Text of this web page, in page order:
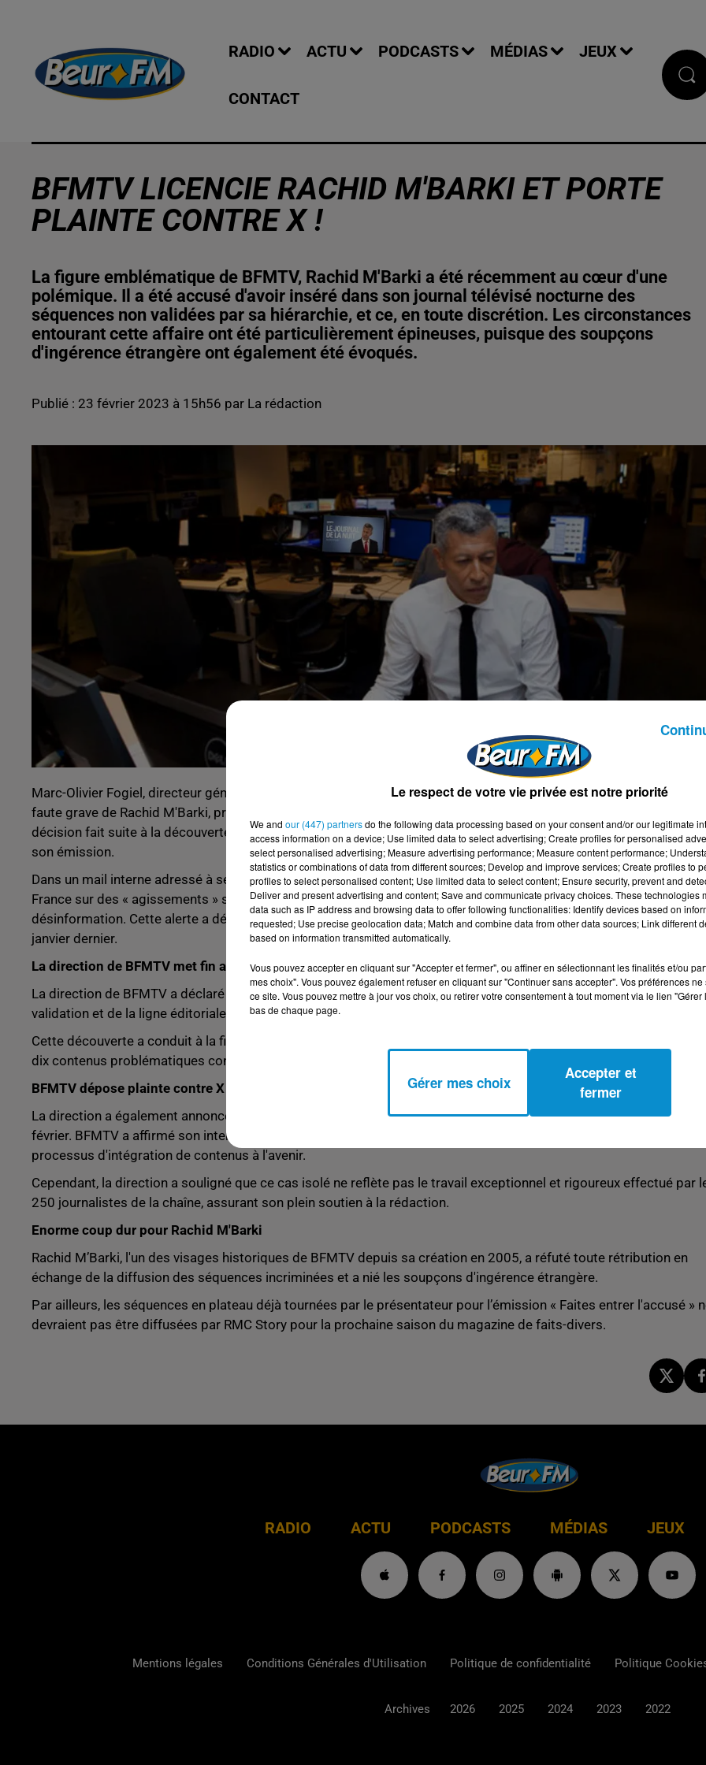
RADIO ACTU PODCASTS MÉDIAS JEUX
CONTACT
BFMTV LICENCIE RACHID M'BARKI ET PORTE
PLAINTE CONTRE X !
La figure emblématique de BFMTV, Rachid M'Barki a été récemment au cœur d'une
polémique. Il a été accusé d'avoir inséré dans son journal télévisé nocturne des
séquences non validées par sa hiérarchie, et ce, en toute discrétion. Les circonstances
entourant cette affaire ont été particulièrement épineuses, puisque des soupçons
d'ingérence étrangère ont également été évoqués.
Publié : 23 février 2023 à 15h56 par La rédaction
Marc-Olivier Fogiel, directeur général de BFMTV, a annoncé jeudi 23 février à ses collaborateurs le licenciement
faute grave de Rachid M'Barki, présentateur du « Journal de la nuit » de la chaîne d'information en continu. Cette
décision fait suite à la découverte de la diffusion de séquences non validées par la hiérarchie de la chaîne lors de
son émission.
Dans un mail interne adressé à ses équipes, Marc-Olivier Fogiel a rappelé avoir été alerté en début d'année par
France sur des « agissements » suspects de Rachid M'Barki dans le cadre d'une enquête sur des officines de
désinformation. Cette alerte a déclenché un audit interne qui a conduit à la suspension du présentateur depuis le
janvier dernier.
La direction de BFMTV met fin au contrat avec Rachid M'Barki
La direction de BFMTV a déclaré avoir identifié plusieurs séquences diffusées sans respect des processus de
validation et de la ligne éditoriale entre 2021 et 2022, dans un communiqué publié ce jeudi.
Cette découverte a conduit à la fin du contrat de travail de Rachid M'Barki le 21 février. La chaîne a identifié environ
dix contenus problématiques concernant des thèmes tels que le Qatar, le Maroc et le Soudan.
BFMTV dépose plainte contre X
La direction a également annoncé le dépôt d'une plainte contre X pour corruption passive et abus de confiance le
février. BFMTV a affirmé son intention de renforcer les contrôles internes pour garantir une meilleure sécurité des
processus d'intégration de contenus à l'avenir.
Cependant, la direction a souligné que ce cas isolé ne reflète pas le travail exceptionnel et rigoureux effectué par
250 journalistes de la chaîne, assurant son plein soutien à la rédaction.
Enorme coup dur pour Rachid M'Barki
Rachid M’Barki, l'un des visages historiques de BFMTV depuis sa création en 2005, a réfuté toute rétribution en
échange de la diffusion des séquences incriminées et a nié les soupçons d'ingérence étrangère.
Par ailleurs, les séquences en plateau déjà tournées par le présentateur pour l’émission « Faites entrer l'accusé »
devraient pas être diffusées par RMC Story pour la prochaine saison du magazine de faits-divers.
RADIO ACTU PODCASTS MÉDIAS JEUX
Mentions légales Conditions Générales d'Utilisation Politique de confidentialité Politique
Archives 2026 2025 2024 2023 2022
Le respect de votre vie privée est notre priorité
We and our (447) partnersdo the following data processing based on your consent and/or our legitimate
access information on a device; Use limited data to select advertising; Create profiles for personalised
select personalised advertising; Measure advertising performance; Measure content performance;
statistics or combinations of data from different sources; Develop and improve services; Create profiles to
profiles to select personalised content; Use limited data to select content; Ensure security, prevent and
Deliver and present advertising and content; Save and communicate privacy choices. These technologies
data such as IP address and browsing data to offer following functionalities: Identify devices based on
requested; Use precise geolocation data; Match and combine data from other data sources; Link different
based on information transmitted automatically.
Vous pouvez accepter en cliquant sur "Accepter et fermer", ou affiner en sélectionnant les finalités et/ou
mes choix". Vous pouvez également refuser en cliquant sur "Continuer sans accepter". Vos préférences
ce site. Vous pouvez mettre à jour vos choix, ou retirer votre consentement à tout moment via le lien
bas de chaque page.
Gérer mes choix
Accepter et
fermer